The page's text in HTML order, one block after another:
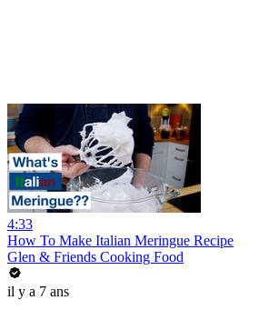
4:33
How To Make Italian Meringue Recipe
Glen & Friends Cooking Food
il y a 7 ans